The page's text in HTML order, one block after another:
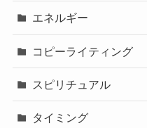
エネルギー
コピーライティング
スピリチュアル
タイミング